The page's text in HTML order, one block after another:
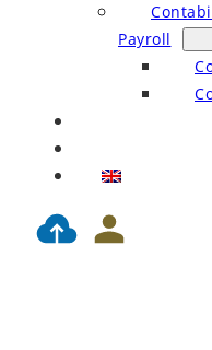
Payroll